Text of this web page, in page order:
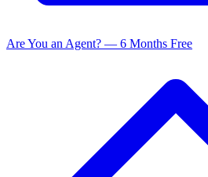
Are You an Agent? — 6 Months Free